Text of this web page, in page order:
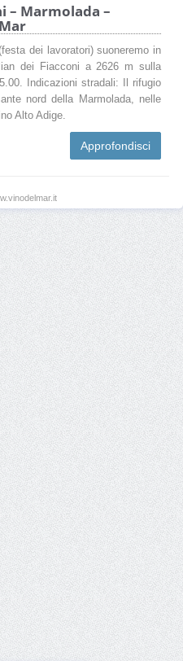
– Marmolada –
dei lavoratori) suoneremo in
dei Fiacconi a 2626 m sulla
Indicazioni stradali: Il rifugio
nord della Marmolada, nelle
Alto Adige.
Approfondisci